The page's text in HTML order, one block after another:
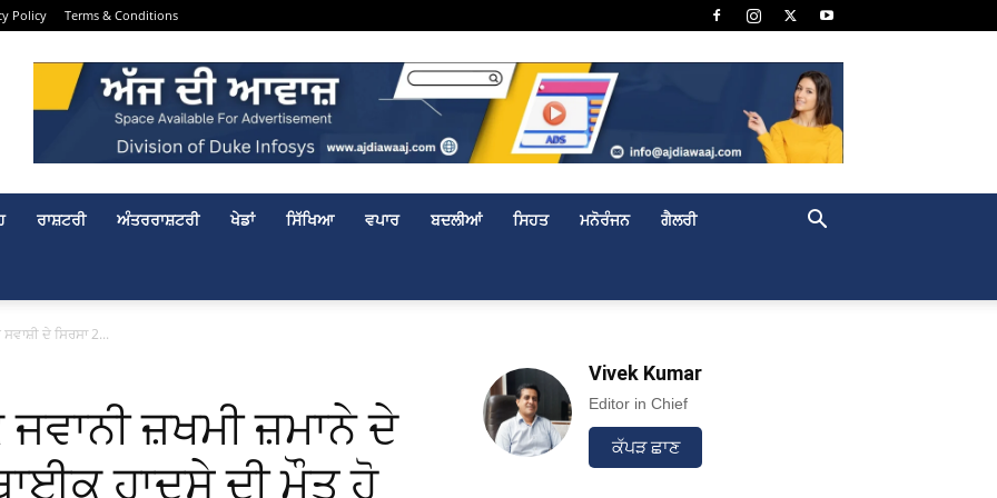
Policy Terms & Conditions
ਰਾਸ਼ਟਰੀ ਅੰਤਰਰਾਸ਼ਟਰੀ ਖੇਡਾਂ ਸਿੱਖਿਆ ਵਪਾਰ ਬਦਲੀਆਂ ਸਿਹਤ ਮਨੋਰੰਜਨ ਗੈਲਰੀ
ਦੇ ਸਿਰਸਾ 2...
ਜ਼ਖਮੀ ਜ਼ਮਾਨੇ ਦੇ
ਹਾਦਸੇ ਦੀ ਮੌਤ ਹੋ
Vivek Kumar
Editor in Chief
ਕੱਪੜ ਛਾਣ